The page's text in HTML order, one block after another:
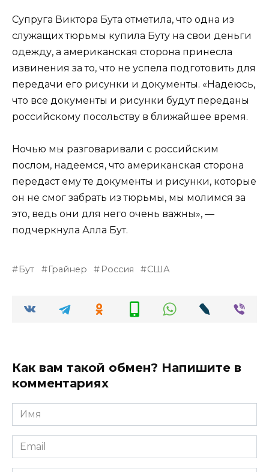
Супруга Виктора Бута отметила, что одна из
служащих тюрьмы купила Буту на свои деньги
одежду, а американская сторона принесла
извинения за то, что не успела подготовить для
передачи его рисунки и документы. «Надеюсь,
что все документы и рисунки будут переданы
российскому посольству в ближайшее время.
Ночью мы разговаривали с российским
послом, надеемся, что американская сторона
передаст ему те документы и рисунки, которые
он не смог забрать из тюрьмы, мы молимся за
это, ведь они для него очень важны», —
подчеркнула Алла Бут.
Бут Грайнер Россия США
Как вам такой обмен? Напишите в
комментариях
Имя
*
Email
*